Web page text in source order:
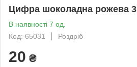
Цифра шоколадна рожева 3
В наявності 7 од.
Код: 65031
Роздріб
20 ₴